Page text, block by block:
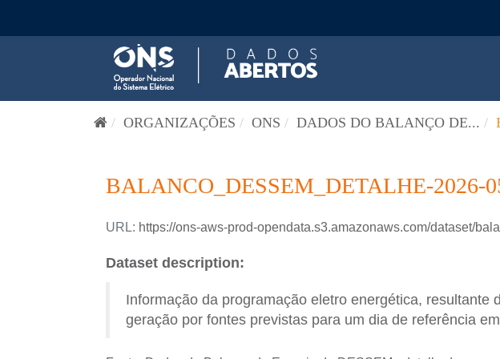
ORGANIZAÇÕES ONS DADOS DO BALANÇO DE...
BALANCO_DESSEM_DETALHE-2026-
URL: https://ons-aws-prod-opendata.s3.amazonaws.com/dataset/
Dataset description:
Informação da programação eletro energética,
geração por fontes previstas para um dia de referência